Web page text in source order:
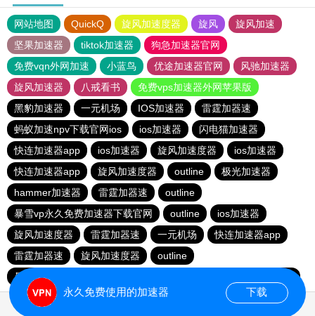
网站地图 QuickQ 旋风加速度器 旋风
旋风加速
坚果加速器
tiktok加速器
狗急加速器官网
免费vqn外网加速
小蓝鸟 优途加速器官网
风驰加速器
旋风加速器
八戒看书
免费vps加速器外网苹果版
黑豹加速器
一元机场 IOS加速器
雷霆加器速
蚂蚁加速npv下载官网ios
ios加速器
闪电猫加速器
快连加速器app
ios加速器 旋风加速度器
ios加速器
快连加速器app
旋风加速度器 outline
极光加速器
hammer加速器
雷霆加器速
outline
暴雪vp永久免费加速器下载官网
outline
ios加速器
旋风加速度器
雷霆加器速 一元机场
快连加速器app
雷霆加器速
旋风加速度器
outline
暴雪vp永久免费加速器下载官网
永久免费使用的加速器 下载